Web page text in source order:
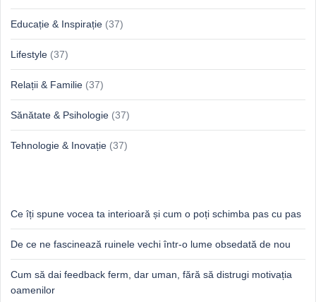
Educație & Inspirație (37)
Lifestyle (37)
Relații & Familie (37)
Sănătate & Psihologie (37)
Tehnologie & Inovație (37)
Ce îți spune vocea ta interioară și cum o poți schimba pas cu pas
De ce ne fascinează ruinele vechi într-o lume obsedată de nou
Cum să dai feedback ferm, dar uman, fără să distrugi motivația
oamenilor